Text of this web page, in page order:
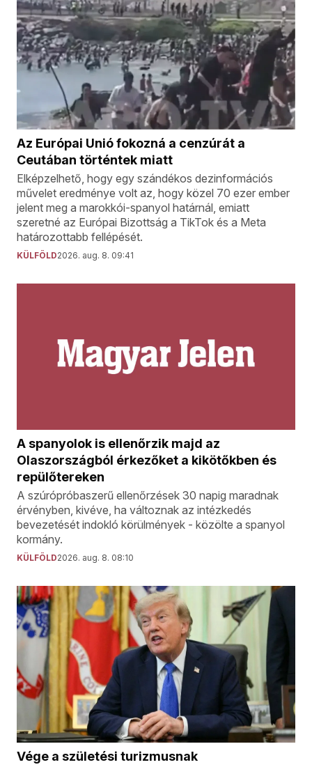
Az Európai Unió fokozná a cenzúrát a
Ceutában történtek miatt
Elképzelhető, hogy egy szándékos dezinformációs
művelet eredménye volt az, hogy közel 70 ezer ember
jelent meg a marokkói-spanyol határnál, emiatt
szeretné az Európai Bizottság a TikTok és a Meta
határozottabb fellépését.
KÜLFÖLD2026. aug. 8. 09:41
A spanyolok is ellenőrzik majd az
Olaszországból érkezőket a kikötőkben és
repülőtereken
A szúrópróbaszerű ellenőrzések 30 napig maradnak
érvényben, kivéve, ha változnak az intézkedés
bevezetését indokló körülmények - közölte a spanyol
kormány.
KÜLFÖLD2026. aug. 8. 08:10
Vége a születési turizmusnak